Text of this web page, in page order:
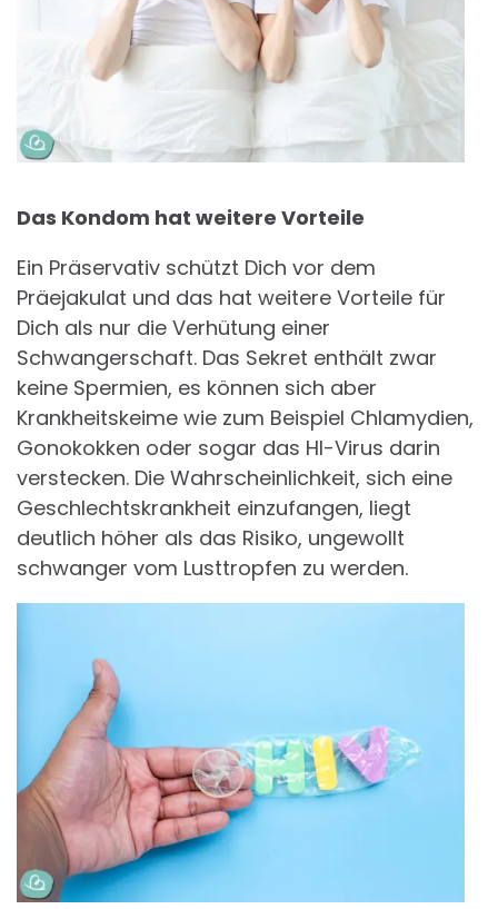
Das Kondom hat weitere Vorteile
Ein Präservativ schützt Dich vor dem
Präejakulat und das hat weitere Vorteile für
Dich als nur die Verhütung einer
Schwangerschaft. Das Sekret enthält zwar
keine Spermien, es können sich aber
Krankheitskeime wie zum Beispiel Chlamydien,
Gonokokken oder sogar das HI-Virus darin
verstecken. Die Wahrscheinlichkeit, sich eine
Geschlechtskrankheit einzufangen, liegt
deutlich höher als das Risiko, ungewollt
schwanger vom Lusttropfen zu werden.